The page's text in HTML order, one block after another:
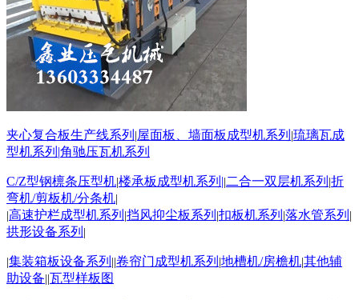
夹心复合板生产线系列 屋面板、墙面板成型机系列 琉璃瓦成
型机系列 |角驰压瓦机系列
C/Z型钢檩条压型机楼承板成型机系列 | 二合一双层机系列 折
弯机/剪板机/分条机
高速护栏成型机系列 挡风抑尘板系列 扣板机系列 落水管系列
拱形设备系列
集装箱板设备系列 卷帘门成型机系列 地槽机/房檐机其他辅
助设备 瓦型样板图